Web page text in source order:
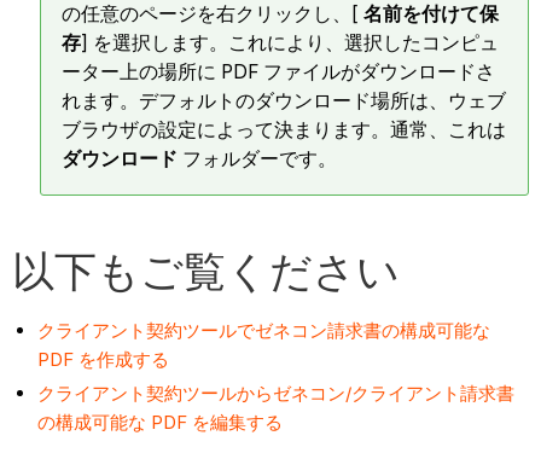
の任意のページを右クリックし、[ 名前を付けて保
存] を選択します。これにより、選択したコンピュ
ーター上の場所に PDF ファイルがダウンロードさ
れます。デフォルトのダウンロード場所は、ウェブ
ブラウザの設定によって決まります。通常、これは
ダウンロード フォルダーです。
以下もご覧ください
クライアント契約ツールでゼネコン請求書の構成可能な
PDF を作成する
クライアント契約ツールからゼネコン/クライアント請求書
の構成可能な PDF を編集する